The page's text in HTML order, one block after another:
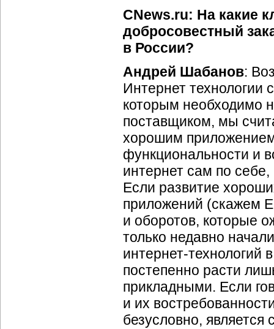
CNews.ru: На какие
добросовестный
в России?
Андрей Шабанов:
Интернет технологии
которым необходимо
поставщиком, мы
хорошим
функциональности и
интернет сам по себе,
Если развитие
приложений (скажем
и оборотов, которые
только недавно
интернет-технологий
постепенно расти
прикладными. Если
и их
безусловно,